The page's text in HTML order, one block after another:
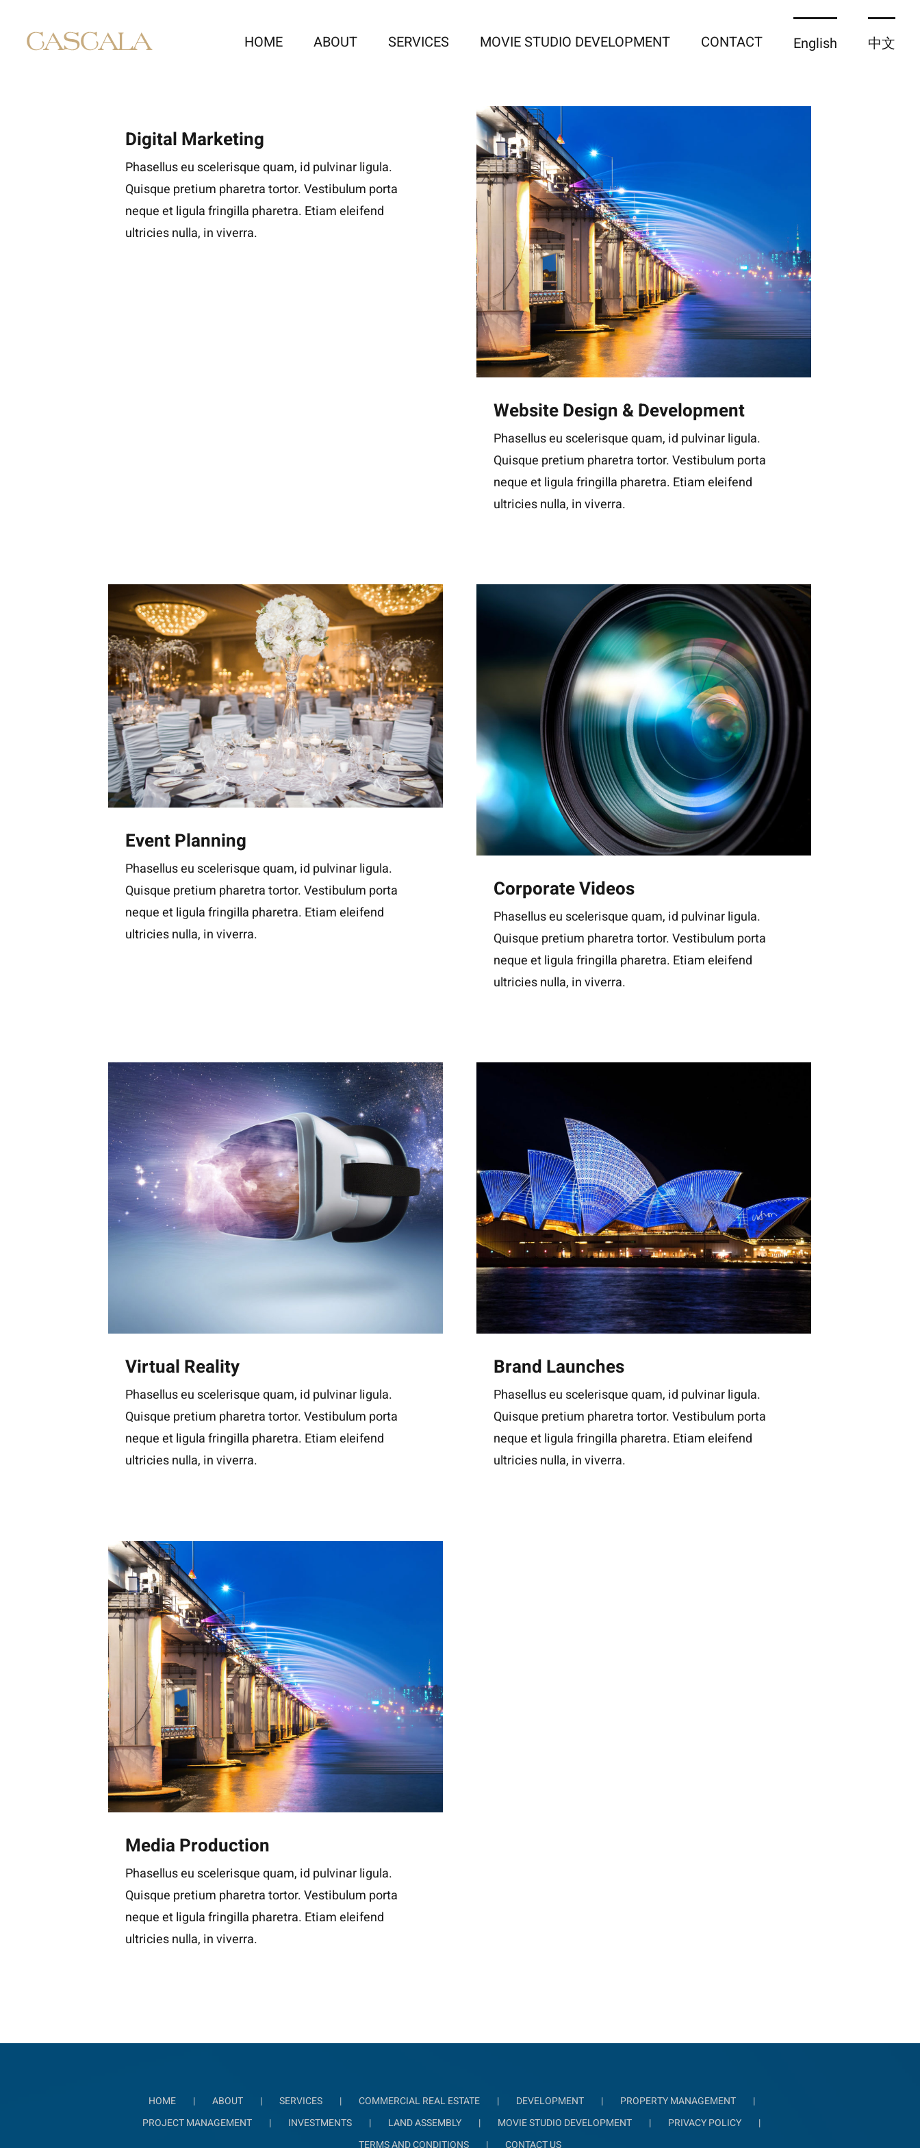
content
HOME ABOUT SERVICES MOVIE STUDIO DEVELOPMENT CONTACT English 中文
Digital Marketing
Phasellus eu scelerisque quam, id pulvinar ligula.
Quisque pretium pharetra tortor. Vestibulum porta
neque et ligula fringilla pharetra. Etiam eleifend
ultricies nulla, in viverra.
Website Design & Development
Phasellus eu scelerisque quam, id pulvinar ligula.
Quisque pretium pharetra tortor. Vestibulum porta
neque et ligula fringilla pharetra. Etiam eleifend
ultricies nulla, in viverra.
Event Planning
Phasellus eu scelerisque quam, id pulvinar ligula.
Quisque pretium pharetra tortor. Vestibulum porta
neque et ligula fringilla pharetra. Etiam eleifend
ultricies nulla, in viverra.
Corporate Videos
Phasellus eu scelerisque quam, id pulvinar ligula.
Quisque pretium pharetra tortor. Vestibulum porta
neque et ligula fringilla pharetra. Etiam eleifend
ultricies nulla, in viverra.
Virtual Reality
Phasellus eu scelerisque quam, id pulvinar ligula.
Quisque pretium pharetra tortor. Vestibulum porta
neque et ligula fringilla pharetra. Etiam eleifend
ultricies nulla, in viverra.
Brand Launches
Phasellus eu scelerisque quam, id pulvinar ligula.
Quisque pretium pharetra tortor. Vestibulum porta
neque et ligula fringilla pharetra. Etiam eleifend
ultricies nulla, in viverra.
Media Production
Phasellus eu scelerisque quam, id pulvinar ligula.
Quisque pretium pharetra tortor. Vestibulum porta
neque et ligula fringilla pharetra. Etiam eleifend
ultricies nulla, in viverra.
HOME ABOUT SERVICES COMMERCIAL REAL ESTATE DEVELOPMENT
PROPERTY MANAGEMENT
PROJECT MANAGEMENT
INVESTMENTS LAND ASSEMBLY MOVIE STUDIO DEVELOPMENT
PRIVACY POLICY
TERMS AND CONDITIONS
CONTACT US